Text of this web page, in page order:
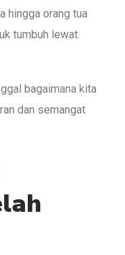
hingga orang tua
tumbuh lewat
bagaimana kita
dan semangat